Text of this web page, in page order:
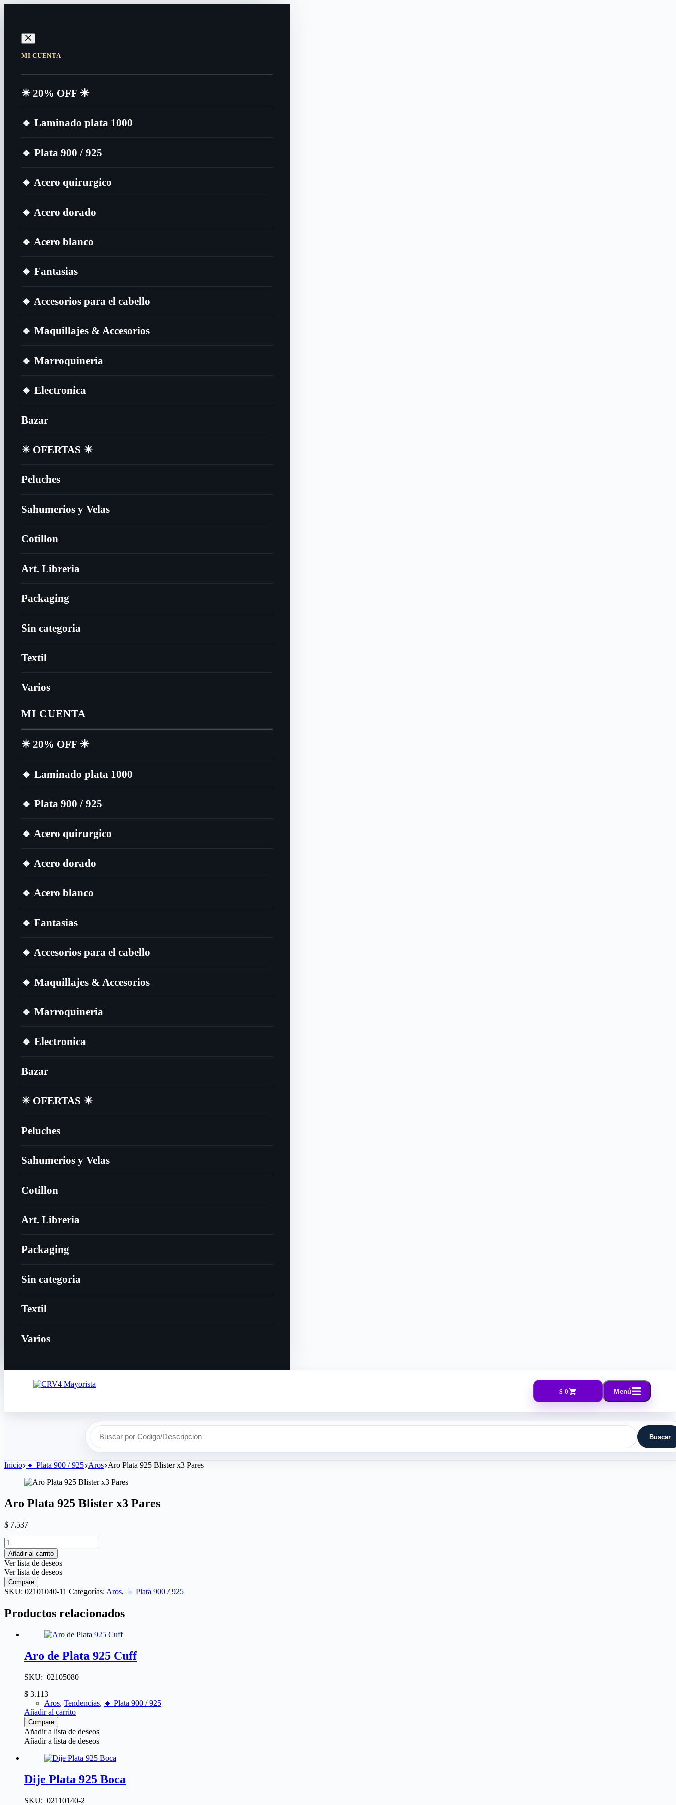
MI CUENTA
✴️​ 20% OFF ✴️​
🔸​ Laminado plata 1000
🔸​ Plata 900 / 925
🔸​ Acero quirurgico
🔸​ Acero dorado
🔸​ Acero blanco
🔸​ Fantasias
🔸​ Accesorios para el cabello
🔸​ Maquillajes & Accesorios
🔸​ Marroquineria
🔸​ Electronica
Bazar
✴️​ OFERTAS ✴️​
Peluches
Sahumerios y Velas
Cotillon
Art. Libreria
Packaging
Sin categoria
Textil
Varios
MI CUENTA
✴️​ 20% OFF ✴️​
🔸​ Laminado plata 1000
🔸​ Plata 900 / 925
🔸​ Acero quirurgico
🔸​ Acero dorado
🔸​ Acero blanco
🔸​ Fantasias
🔸​ Accesorios para el cabello
🔸​ Maquillajes & Accesorios
🔸​ Marroquineria
🔸​ Electronica
Bazar
✴️​ OFERTAS ✴️​
Peluches
Sahumerios y Velas
Cotillon
Art. Libreria
Packaging
Sin categoria
Textil
Varios
$ 0 Menú
Buscar por Codigo/Descripcion Buscar
Inicio 🔸​ Plata 900 / 925 Aros Aro Plata 925 Blister x3 Pares
Aro Plata 925 Blister x3 Pares
$ 7.537
Añadir al carrito
Ver lista de deseos
Ver lista de deseos
Compare
SKU: 02101040-11 Categorías: Aros, 🔸​ Plata 900 / 925
Productos relacionados
Aro de Plata 925 Cuff
SKU: 02105080
$ 3.113
Aros, Tendencias, 🔸​ Plata 900 / 925
Añadir al carrito
Compare
Añadir a lista de deseos
Añadir a lista de deseos
Dije Plata 925 Boca
SKU: 02110140-2